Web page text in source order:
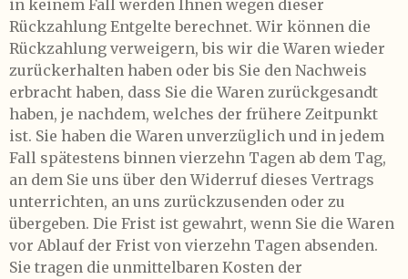
in keinem Fall werden Ihnen wegen dieser
Rückzahlung Entgelte berechnet. Wir können die
Rückzahlung verweigern, bis wir die Waren wieder
zurückerhalten haben oder bis Sie den Nachweis
erbracht haben, dass Sie die Waren zurückgesandt
haben, je nachdem, welches der frühere Zeitpunkt
ist. Sie haben die Waren unverzüglich und in jedem
Fall spätestens binnen vierzehn Tagen ab dem Tag,
an dem Sie uns über den Widerruf dieses Vertrags
unterrichten, an uns zurückzusenden oder zu
übergeben. Die Frist ist gewahrt, wenn Sie die Waren
vor Ablauf der Frist von vierzehn Tagen absenden.
Sie tragen die unmittelbaren Kosten der